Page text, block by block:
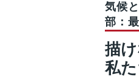
気候
部：
描
私